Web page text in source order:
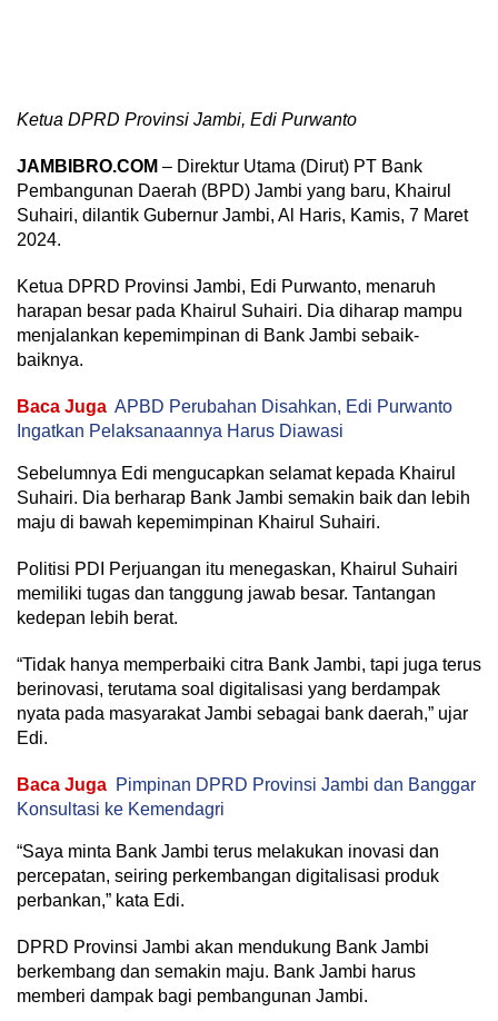
Ketua DPRD Provinsi Jambi, Edi Purwanto
JAMBIBRO.COM – Direktur Utama (Dirut) PT Bank
Pembangunan Daerah (BPD) Jambi yang baru, Khairul
Suhairi, dilantik Gubernur Jambi, Al Haris, Kamis, 7 Maret
2024.
Ketua DPRD Provinsi Jambi, Edi Purwanto, menaruh
harapan besar pada Khairul Suhairi. Dia diharap mampu
menjalankan kepemimpinan di Bank Jambi sebaik-
baiknya.
Baca Juga APBD Perubahan Disahkan, Edi Purwanto
Ingatkan Pelaksanaannya Harus Diawasi
Sebelumnya Edi mengucapkan selamat kepada Khairul
Suhairi. Dia berharap Bank Jambi semakin baik dan lebih
maju di bawah kepemimpinan Khairul Suhairi.
Politisi PDI Perjuangan itu menegaskan, Khairul Suhairi
memiliki tugas dan tanggung jawab besar. Tantangan
kedepan lebih berat.
“Tidak hanya memperbaiki citra Bank Jambi, tapi juga terus
berinovasi, terutama soal digitalisasi yang berdampak
nyata pada masyarakat Jambi sebagai bank daerah,” ujar
Edi.
Baca Juga Pimpinan DPRD Provinsi Jambi dan Banggar
Konsultasi ke Kemendagri
“Saya minta Bank Jambi terus melakukan inovasi dan
percepatan, seiring perkembangan digitalisasi produk
perbankan,” kata Edi.
DPRD Provinsi Jambi akan mendukung Bank Jambi
berkembang dan semakin maju. Bank Jambi harus
memberi dampak bagi pembangunan Jambi.